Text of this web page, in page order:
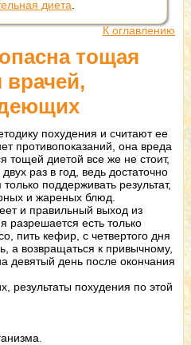
диета
К оглавлению
тощая
похудения и считают ее
противопоказаний, она вреда
тощей диетой все же не стоит,
раз в год, ведь достаточно
поддерживать результат,
и жареных блюд.
и правильный выход из
разрешается есть только
пить кефир, с четвертого дня
а возвращаться к привычному,
девятый день после окончания
похудения по этой